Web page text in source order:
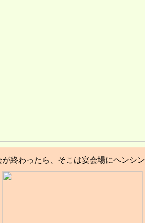
が終わったら、そこは宴会場にヘンシ